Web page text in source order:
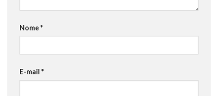
Nome*
E-mail *